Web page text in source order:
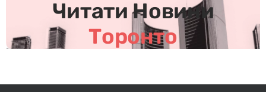
Читати Новини
Торонто